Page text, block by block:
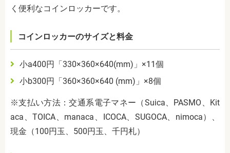
く便利なコインロッカーです。
コインロッカーのサイズと料金
小a400円「330×360×640(mm) 」×11個
小b300円「360×360×640 (mm) 」×8個
※支払い方法：交通系電子マネー（Suica、PASMO、Kit
aca、TOICA、manaca、ICOCA、SUGOCA、nimoca）、
現金（100円玉、 500円玉、千円札）